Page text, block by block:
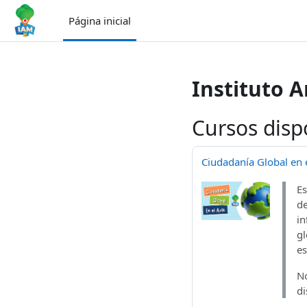
Ir para o conteúdo principal
Página inicial
Instituto
Cursos
Ciudadanía Global